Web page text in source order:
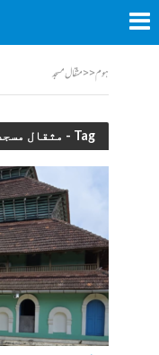
ہوم<<مثقال مسجد
Tag - مثقال مسجد